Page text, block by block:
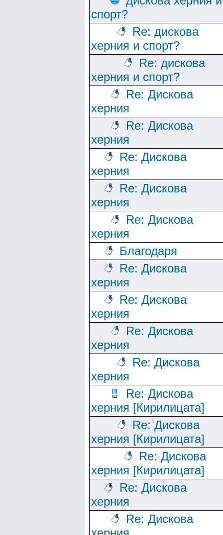
спорт?
Re: дискова
херния и спорт?
Re: дискова
херния и спорт?
Re: Дискова
херния
Re: Дискова
херния
Re: Дискова
херния
Re: Дискова
херния
Re: Дискова
херния
Благодаря
Re: Дискова
херния
Re: Дискова
херния
Re: Дискова
херния
Re: Дискова
херния
Re: Дискова
херния [Кирилицата]
Re: Дискова
херния [Кирилицата]
Re: Дискова
херния [Кирилицата]
Re: Дискова
херния
Re: Дискова